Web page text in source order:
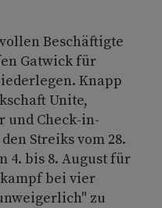
Beschäftigte
Gatwick für
Knapp
Unite,
und Check-in-
Streiks vom 28.
4. bis 8. August für
bei vier
zu